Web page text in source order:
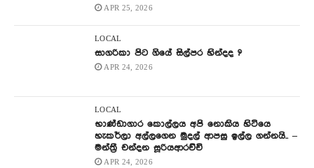
APR 25, 2026
LOCAL
සාගරිකා පිට ගියේ සිල්පර හින්දද ?
APR 24, 2026
LOCAL
භාණ්ඩාගාර කොල්ලය අපි නොකිය හිටියෙ
හැකර්ලා අල්ලගෙන මුදල් ආපසු ඉල්ල ගන්නයි.. –
මන්ත්‍රී චන්දන සූරියආරච්චි
APR 24, 2026